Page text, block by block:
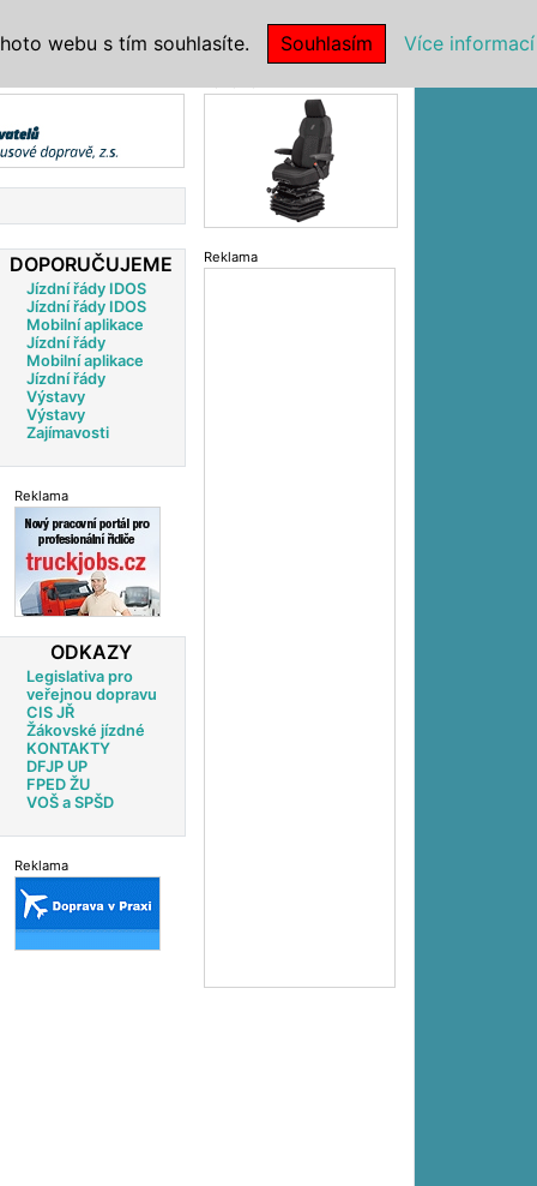
DOPORUČUJEME
Jízdní řády IDOS
Jízdní řády IDOS
Mobilní aplikace
Jízdní řády
Mobilní aplikace
Jízdní řády
Výstavy
Výstavy
Zajímavosti
Reklama
ODKAZY
Legislativa pro
veřejnou dopravu
CIS JŘ
Žákovské jízdné
KONTAKTY
DFJP UP
FPED ŽU
VOŠ a SPŠD
Reklama
Reklama
webu s tím souhlasíte. Souhlasím Více informací